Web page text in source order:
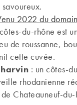
2022 du
du-rhône est
de roussanne,
cette cuvée.
: un côtes-
rhodanienne
Chateauneuf-du-